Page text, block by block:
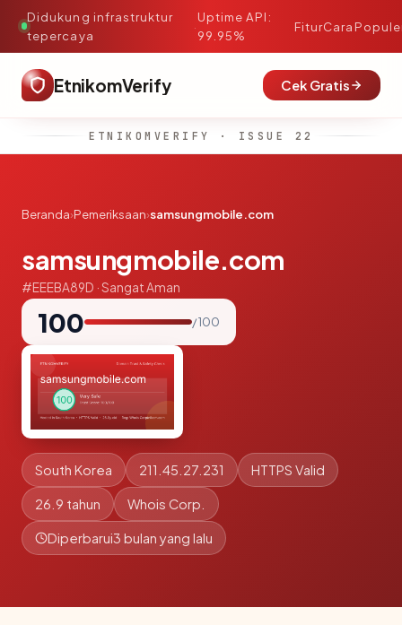
Didukung infrastruktur
tepercaya
·
Uptime API:
99.95%
FiturCara
EtnikomVerify Cek Gratis
ETNIKOMVERIFY · ISSUE 22
Beranda›Pemeriksaan›samsungmobile.com
samsungmobile.com
#EEEBA89D · Sangat Aman
100 / 100
South Korea 211.45.27.231 HTTPS Valid
26.9 tahun Whois Corp.
Diperbarui3 bulan yang lalu